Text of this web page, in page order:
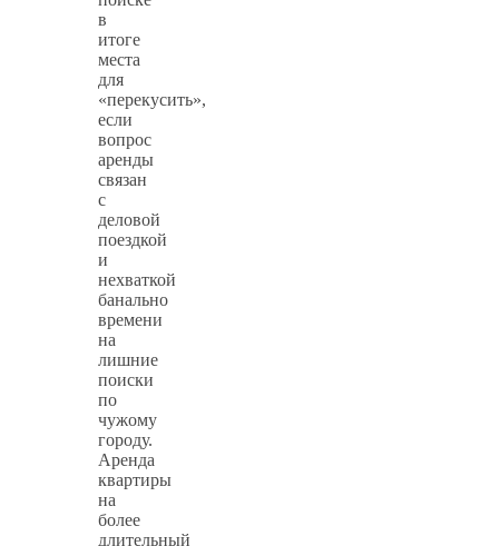
в
итоге
места
для
«перекусить»,
если
вопрос
аренды
связан
с
деловой
поездкой
и
нехваткой
банально
времени
на
лишние
поиски
по
чужому
городу.
Аренда
квартиры
на
более
длительный